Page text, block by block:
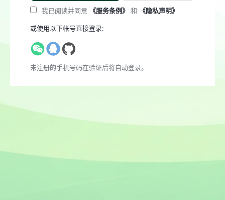
我已阅读并同意 《服务条例》 和 《隐私声明》
或使用以下帐号直接登录:
未注册的手机号码在验证后将自动登录。